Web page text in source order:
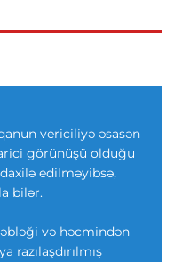
vericiliyə əsasən
görünüşü olduğu
edilməyibsə,
bilər.
və həcmindən
razılaşdırılmış